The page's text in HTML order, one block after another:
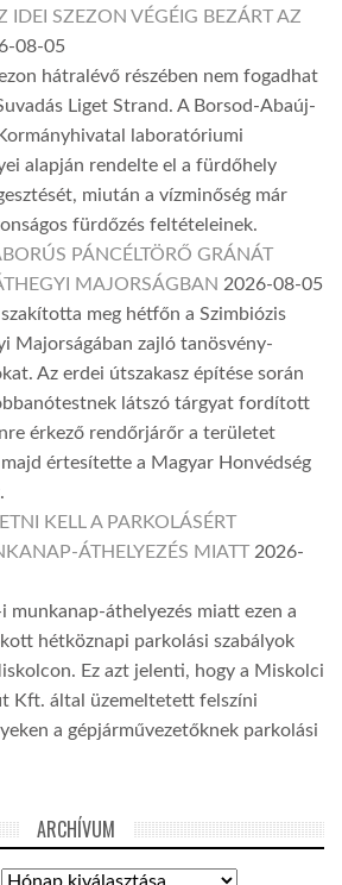
IDEI SZEZON VÉGÉIG BEZÁRT AZ
08-05
hátralévő részében nem fogadhat
Liget Strand. A Borsod-Abaúj-
laboratóriumi
alapján rendelte el a fürdőhely
miután a vízminőség már
fürdőzés feltételeinek.
PÁNCÉLTÖRŐ GRÁNÁT
MAJORSÁGBAN 2026-08-05
meg hétfőn a Szimbiózis
Majorságában zajló tanösvény-
Az erdei útszakasz építése során
látszó tárgyat fordított
érkező rendőrjárőr a területet
értesítette a Magyar Honvédség
KELL A PARKOLÁSÉRT
ÁTHELYEZÉS MIATT 2026-
munkanap-áthelyezés miatt ezen a
hétköznapi parkolási szabályok
Ez azt jelenti, hogy a Miskolci
Kft. által üzemeltetett felszíni
a gépjárművezetőknek parkolási
ARCHÍVUM